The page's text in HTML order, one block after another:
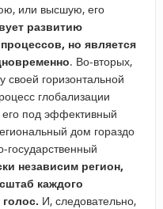
или высшую, его
развитию
но является
. Во-вторых,
своей горизонтальной
глобализации
его под эффективный
дом гораздо
государственный
независим регион,
каждого
И, следовательно,